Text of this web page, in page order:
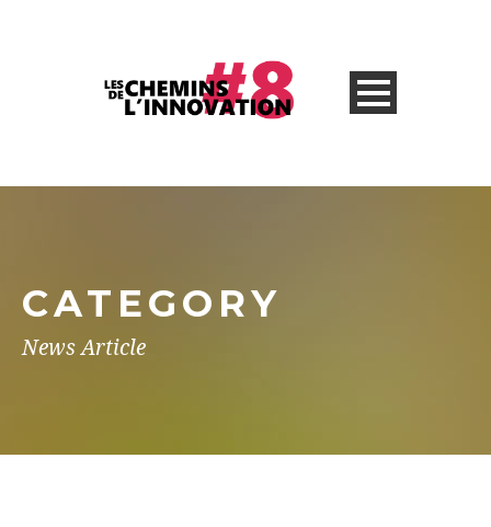
CATEGORY
News Article